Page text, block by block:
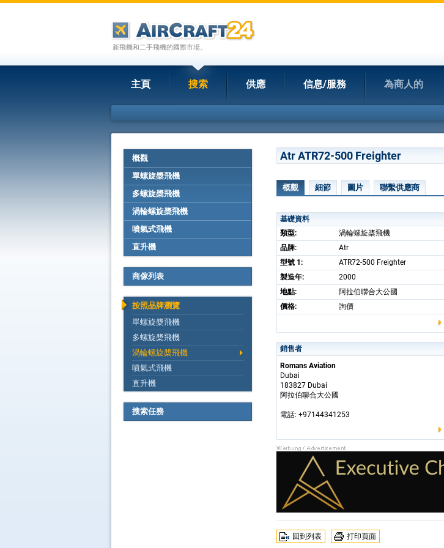
新飛機和二手飛機的國際市場。
主頁 搜索 供應 信息/服務 為商人的
概觀
單螺旋槳飛機
多螺旋槳飛機
渦輪螺旋槳飛機
噴氣式飛機
直升機
商傢列表
按照品牌瀏覽
單螺旋槳飛機
多螺旋槳飛機
渦輪螺旋槳飛機
噴氣式飛機
直升機
搜索任務
Atr ATR72-500 Freighter
概觀 細節 圖片 聯繫供應商
基礎資料
類型:
渦輪螺旋槳飛機
品牌:
Atr
型號 1:
ATR72-500 Freighter
製造年:
2000
地點:
阿拉伯聯合大公國
價格:
詢價
銷售者
Romans Aviation
Dubai
183827 Dubai
阿拉伯聯合大公國
電話: +97144341253
回到列表 打印頁面